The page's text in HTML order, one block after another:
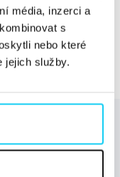
média, inzerci a
s
nebo které
jejich služby.
Čeká vás